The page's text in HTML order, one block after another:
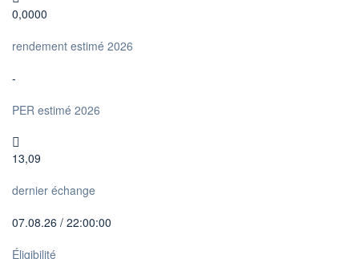
0,0000
rendement estimé 2026
-
PER estimé 2026
13,09
dernier échange
07.08.26 / 22:00:00
Éligibilité